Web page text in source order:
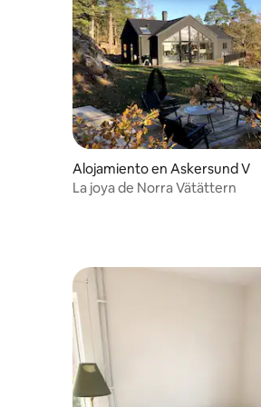
Alojamiento en Askersund V
La joya de Norra Vätättern